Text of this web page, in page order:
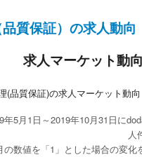
質保証）の求人動向
求人マーケット動向
年5月1日～2019年10月31日に
人
の数値を「1」とした場合の変化